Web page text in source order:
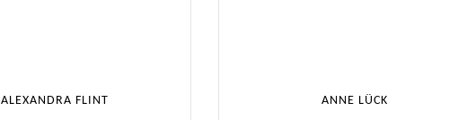
ALEXANDRA FLINT ANNE LÜCK